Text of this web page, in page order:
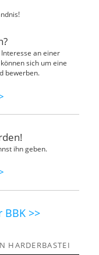
an einer
sich um eine
bewerben.
ihn geben.
>>
HARDERBASTEI